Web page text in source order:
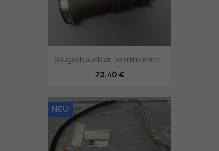
Saugschlauch an Rohrkrümmer...
72,40 €
NEU